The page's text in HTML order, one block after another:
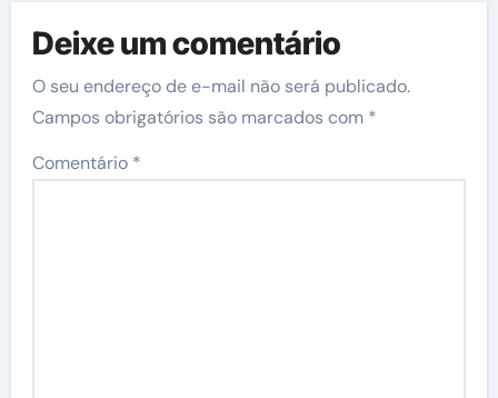
Deixe um comentário
O seu endereço de e-mail não será publicado.
Campos obrigatórios são marcados com *
Comentário *